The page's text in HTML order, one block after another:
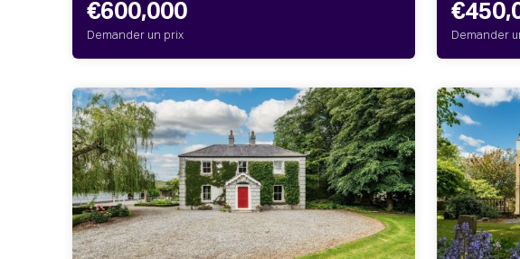
€600,000
Demander un prix Demander